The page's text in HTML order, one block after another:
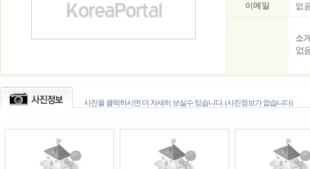
이메일 없
소
없
사진을 클릭하시면 더 자세히 보실수 있습니다. (사진정보가 없습니다)